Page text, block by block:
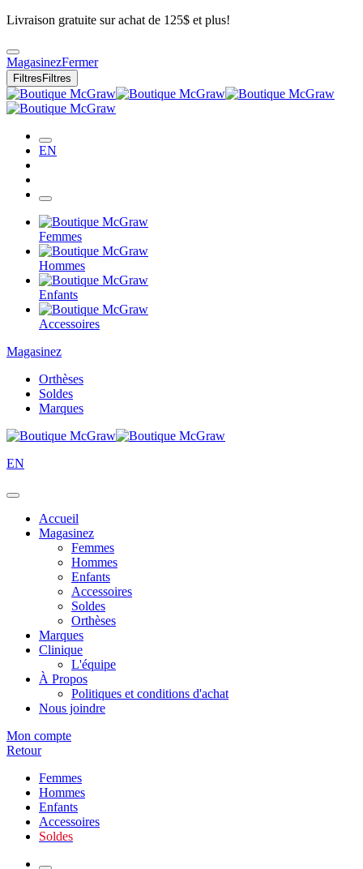
Livraison gratuite sur achat de 125$ et plus!
MagasinezFermer
Filtres Filtres
EN
Femmes
Hommes
Enfants
Accessoires
Magasinez
Orthèses
Soldes
Marques
EN
Accueil
Magasinez
Femmes
Hommes
Enfants
Accessoires
Soldes
Orthèses
Marques
Clinique
L'équipe
À Propos
Politiques et conditions d'achat
Nous joindre
Mon compte
Retour
Femmes
Hommes
Enfants
Accessoires
Soldes